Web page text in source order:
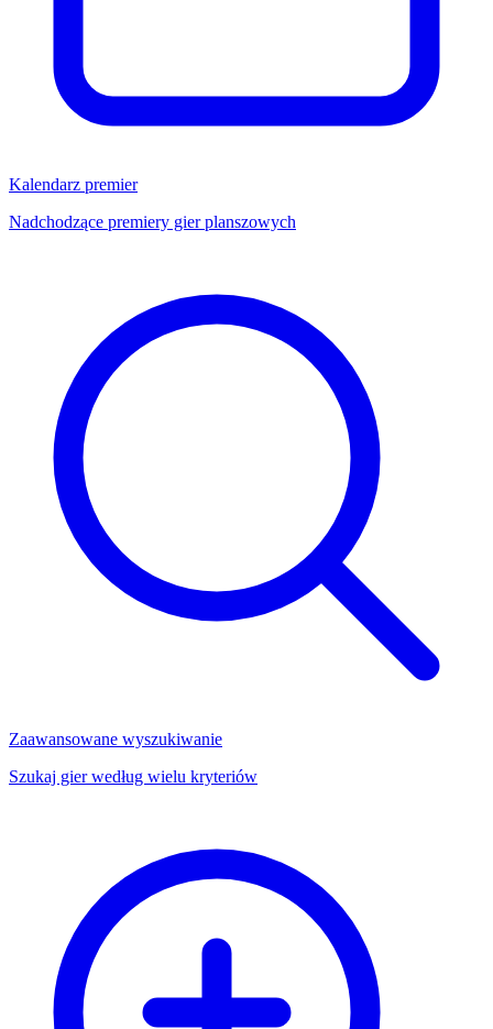
Kalendarz premier
Nadchodzące premiery gier planszowych
Zaawansowane wyszukiwanie
Szukaj gier według wielu kryteriów